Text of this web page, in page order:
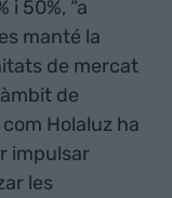
i 50%, “a
manté la
de mercat
de
Holaluz ha
impulsar
les